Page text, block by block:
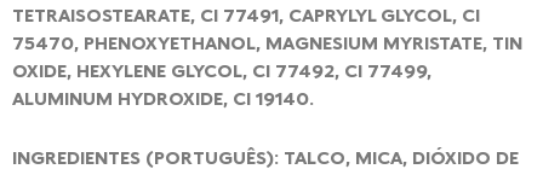
TETRAISOSTEARATE, CI 77491, CAPRYLYL GLYCOL, CI
75470, PHENOXYETHANOL, MAGNESIUM MYRISTATE, TIN
OXIDE, HEXYLENE GLYCOL, CI 77492, CI 77499,
ALUMINUM HYDROXIDE, CI 19140.
INGREDIENTES (PORTUGUÊS): TALCO, MICA, DIÓXIDO DE